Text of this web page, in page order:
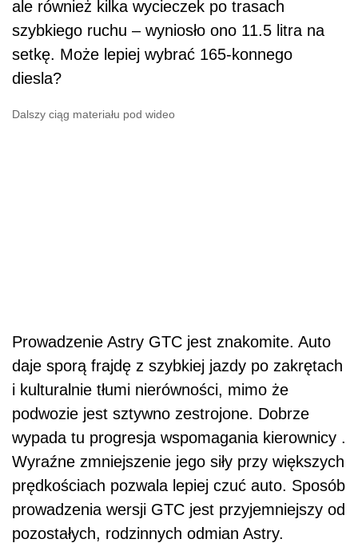
ale również kilka wycieczek po trasach
szybkiego ruchu – wyniosło ono 11.5 litra na
setkę. Może lepiej wybrać 165-konnego
diesla?
Dalszy ciąg materiału pod wideo
Prowadzenie Astry GTC jest znakomite. Auto
daje sporą frajdę z szybkiej jazdy po zakrętach
i kulturalnie tłumi nierówności, mimo że
podwozie jest sztywno zestrojone. Dobrze
wypada tu progresja wspomagania kierownicy .
Wyraźne zmniejszenie jego siły przy większych
prędkościach pozwala lepiej czuć auto. Sposób
prowadzenia wersji GTC jest przyjemniejszy od
pozostałych, rodzinnych odmian Astry.